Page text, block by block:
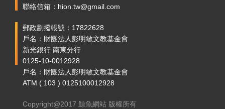
聯絡信箱：hion.tw@gmail.com
郵政劃撥帳號：17822628
戶名：財團法人彭明敏文教基金會
新光銀行 南東分行
0125-10-0012928
戶名：財團法人彭明敏文教基金會
ATM ( 103 ) 0125100012928
Copyright@2017 鯨魚網站 版權所有